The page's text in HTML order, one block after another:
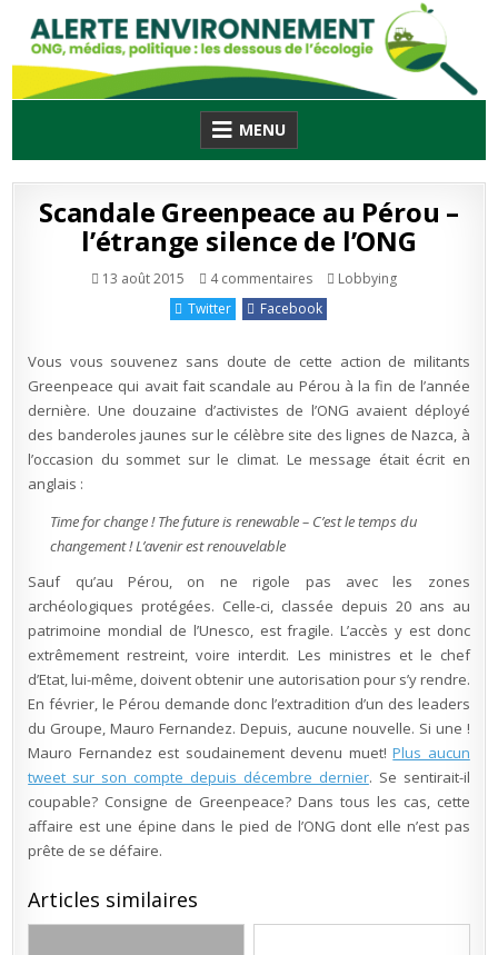
content
MENU
Scandale Greenpeace au Pérou –
l’étrange silence de l’ONG
13 août 2015 4 commentairessur
Greenpeace
au
l’étrange
silence
de
l’ONG
Publié
Lobbying
Twitter
Facebook
Vous vous souvenez sans doute de cette action de militants
Greenpeace qui avait fait scandale au Pérou à la fin de l’année
dernière. Une douzaine d’activistes de l’ONG avaient déployé
des banderoles jaunes sur le célèbre site des lignes de Nazca, à
l’occasion du sommet sur le climat. Le message était écrit en
anglais :
Time for change ! The future is renewable – C’est le temps du
changement ! L’avenir est renouvelable
Sauf qu’au Pérou, on ne rigole pas avec les zones
archéologiques protégées. Celle-ci, classée depuis 20 ans au
patrimoine mondial de l’Unesco, est fragile. L’accès y est donc
extrêmement restreint, voire interdit. Les ministres et le chef
d’Etat, lui-même, doivent obtenir une autorisation pour s’y rendre.
En février, le Pérou demande donc l’extradition d’un des leaders
du Groupe, Mauro Fernandez. Depuis, aucune nouvelle. Si une !
Mauro Fernandez est soudainement devenu muet!Plus aucun
tweet sur son compte depuis décembre dernier. Se sentirait-il
coupable? Consigne de Greenpeace? Dans tous les cas, cette
affaire est une épine dans le pied de l’ONG dont elle n’est pas
prête de se défaire.
Articles similaires